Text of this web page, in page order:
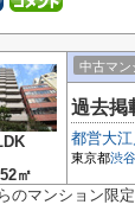
㎡
中古マン
過去掲
都営大江
東京都渋
のマンション限